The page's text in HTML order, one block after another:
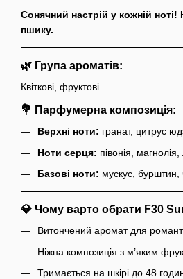
Сонячний настрій у кожній
пшику.
🌿 Група ароматів:
Квіткові, фруктові
💐 Парфумерна композиція:
Верхні ноти: гранат, цитрус
Ноти серця: півонія,
Базові ноти: мускус,
💎 Чому варто обрати F30
Витончений аромат для
Ніжна композиція з м’яким
Тримається на шкірі до 48